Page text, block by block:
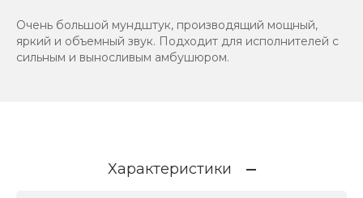
Очень большой мундштук, производящий мощный,
яркий и объемный звук. Подходит для исполнителей с
сильным и выносливым амбушюром.
Характеристики